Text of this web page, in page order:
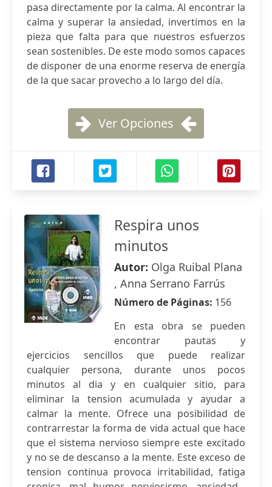
pasa directamente por la calma. Al encontrar la
calma y superar la ansiedad, invertimos en la
pieza que falta para que nuestros esfuerzos
sean sostenibles. De este modo somos capaces
de disponer de una enorme reserva de energía
de la que sacar provecho a lo largo del día.
Ver Opciones
Respira unos
minutos
Autor: Olga Ruibal Plana
, Anna Serrano Farrús
Número de Páginas: 156
En esta obra se pueden
encontrar pautas y
ejercicios sencillos que puede realizar
cualquier persona, durante unos pocos
minutos al dia y en cualquier sitio, para
eliminar la tension acumulada y ayudar a
calmar la mente. Ofrece una posibilidad de
contrarrestar la forma de vida actual que hace
que el sistema nervioso siempre este excitado
y no se de descanso a la mente. Este exceso de
tension continua provoca irritabilidad, fatiga